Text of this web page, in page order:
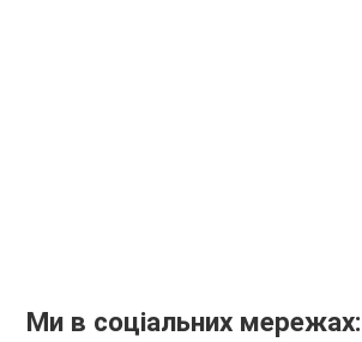
Ми в соціальних мережах: